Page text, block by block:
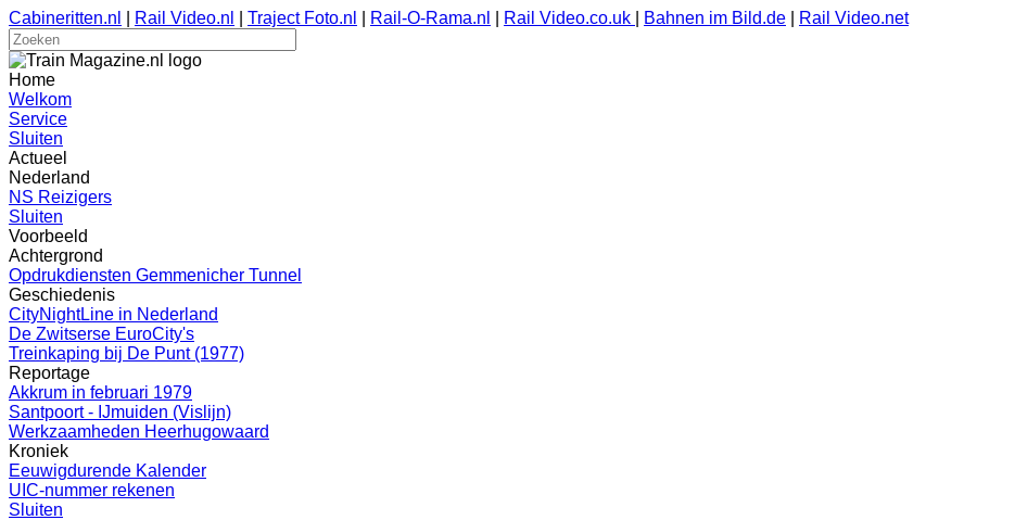
Cabineritten.nl Rail Video.nl Traject Foto.nl Rail-O-Rama.nl Rail Video.co.uk Bahnen im Bild.de Rail Video.net
Home
Welkom
Service
Sluiten
Actueel
Nederland
NS Reizigers
Sluiten
Voorbeeld
Achtergrond
Opdrukdiensten Gemmenicher Tunnel
Geschiedenis
CityNightLine in Nederland
De Zwitserse EuroCity's
Treinkaping bij De Punt (1977)
Reportage
Akkrum in februari 1979
Santpoort - IJmuiden (Vislijn)
Werkzaamheden Heerhugowaard
Kroniek
Eeuwigdurende Kalender
UIC-nummer rekenen
Sluiten